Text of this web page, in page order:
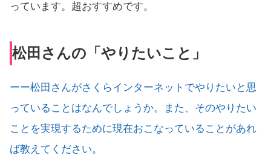
っています。超おすすめです。
松田さんの「やりたいこと」
ーー松田さんがさくらインターネットでやりたいと思
っていることはなんでしょうか。また、そのやりたい
ことを実現するために現在おこなっていることがあれ
ば教えてください。